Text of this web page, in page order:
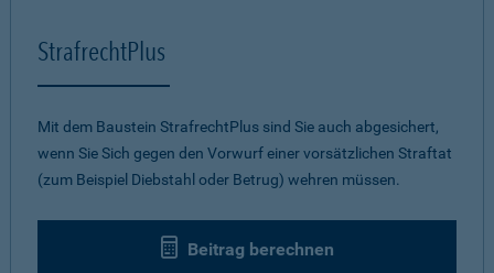
StrafrechtPlus
Mit dem Baustein StrafrechtPlus sind Sie auch abgesichert,
wenn Sie Sich gegen den Vorwurf einer vorsätzlichen Straftat
(zum Beispiel Diebstahl oder Betrug) wehren müssen.
Beitrag berechnen